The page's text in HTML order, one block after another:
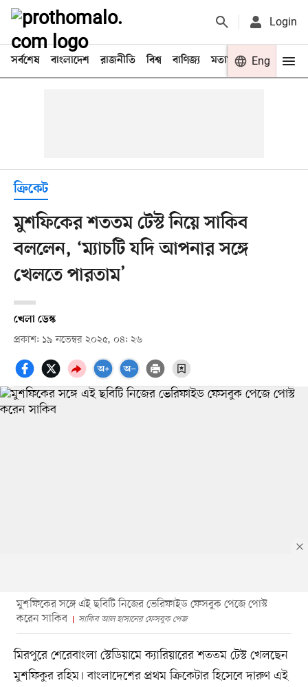
Login
সর্বশেষ বাংলাদেশ রাজনীতি বিশ্ব বাণিজ্য মতামত খেলা
Eng
ক্রিকেট
মুশফিকের শততম টেস্ট নিয়ে সাকিব
বললেন, ‘ম্যাচটি যদি আপনার সঙ্গে
খেলতে পারতাম’
খেলা ডেস্ক
প্রকাশ: ১৯ নভেম্বর ২০২৫, ০৪: ২৬
মুশফিকের সঙ্গে এই ছবিটি নিজের ভেরিফাইড ফেসবুক পেজে পোস্ট
করেন সাকিব
সাকিব আল হাসানের ফেসবুক পেজ
মিরপুরে শেরেবাংলা স্টেডিয়ামে ক্যারিয়ারের শততম টেস্ট খেলছেন
মুশফিকুর রহিম। বাংলাদেশের প্রথম ক্রিকেটার হিসেবে দারুণ এই